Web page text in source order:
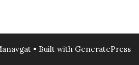
• Built with GeneratePress